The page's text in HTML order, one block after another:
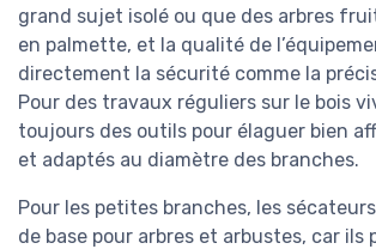
grand sujet isolé ou que des arbres
en palmette, et la qualité de
directement la sécurité comme la
Pour des travaux réguliers sur le bois
toujours des outils pour élaguer bien
et adaptés au diamètre des branches.
Pour les petites branches, les
de base pour arbres et arbustes, car